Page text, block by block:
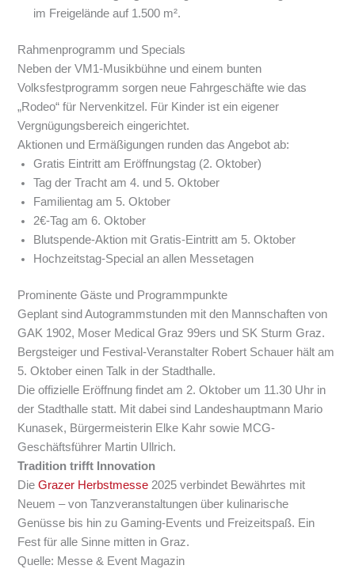
im Freigelände auf 1.500 m².
Rahmenprogramm und Specials
Neben der VM1-Musikbühne und einem bunten
Volksfestprogramm sorgen neue Fahrgeschäfte wie das
„Rodeo“ für Nervenkitzel. Für Kinder ist ein eigener
Vergnügungsbereich eingerichtet.
Aktionen und Ermäßigungen runden das Angebot ab:
Gratis Eintritt am Eröffnungstag (2. Oktober)
Tag der Tracht am 4. und 5. Oktober
Familientag am 5. Oktober
2€-Tag am 6. Oktober
Blutspende-Aktion mit Gratis-Eintritt am 5. Oktober
Hochzeitstag-Special an allen Messetagen
Prominente Gäste und Programmpunkte
Geplant sind Autogrammstunden mit den Mannschaften von
GAK 1902, Moser Medical Graz 99ers und SK Sturm Graz.
Bergsteiger und Festival-Veranstalter Robert Schauer hält am
5. Oktober einen Talk in der Stadthalle.
Die offizielle Eröffnung findet am 2. Oktober um 11.30 Uhr in
der Stadthalle statt. Mit dabei sind Landeshauptmann Mario
Kunasek, Bürgermeisterin Elke Kahr sowie MCG-
Geschäftsführer Martin Ullrich.
Tradition trifft Innovation
DieGrazer Herbstmesse 2025 verbindet Bewährtes mit
Neuem – von Tanzveranstaltungen über kulinarische
Genüsse bis hin zu Gaming-Events und Freizeitspaß. Ein
Fest für alle Sinne mitten in Graz.
Quelle: Messe & Event Magazin